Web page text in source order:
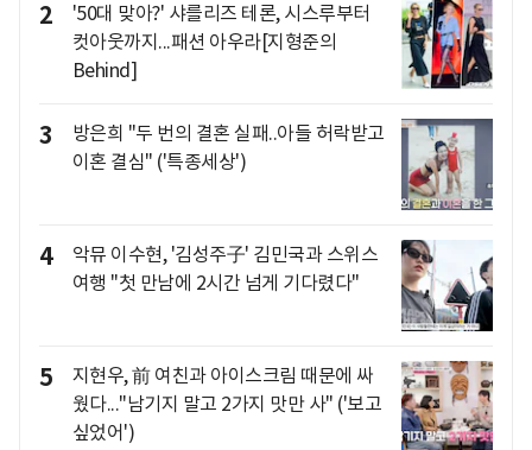
2
'50대 맞아?' 샤를리즈 테론, 시스루부터
컷아웃까지...패션 아우라[지형준의
Behind]
3
방은희 "두 번의 결혼 실패..아들 허락받고
이혼 결심" ('특종세상')
4
악뮤 이수현, '김성주子' 김민국과 스위스
여행 "첫 만남에 2시간 넘게 기다렸다"
5
지현우, 前 여친과 아이스크림 때문에 싸
웠다..."남기지 말고 2가지 맛만 사" ('보고
싶었어')